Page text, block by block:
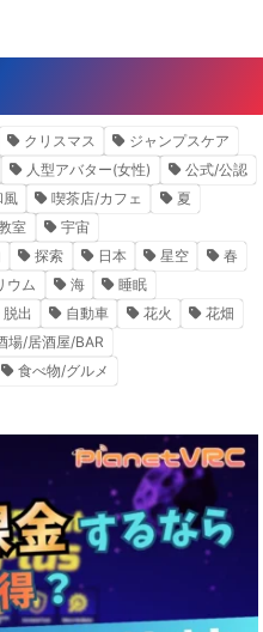
クリスマス
ジャンプスケア
人型アバター(女性)
公式/公認
風 喫茶店/カフェ
夏
室
宇宙
探索 日本 星空
春
ウム 海
睡眠
脱出 自動車 花火
花畑
場/居酒屋/BAR
食べ物/グルメ